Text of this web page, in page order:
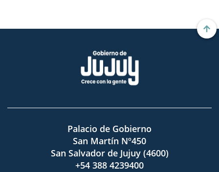
Palacio de Gobierno
San Martín Nº450
San Salvador de Jujuy (4600)
+54 388 4239400